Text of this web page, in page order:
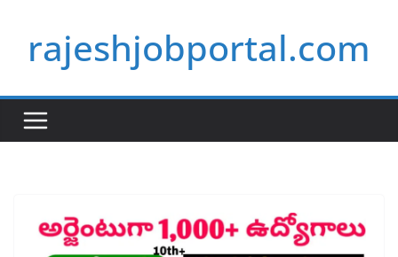
contentrajeshjobportal.com